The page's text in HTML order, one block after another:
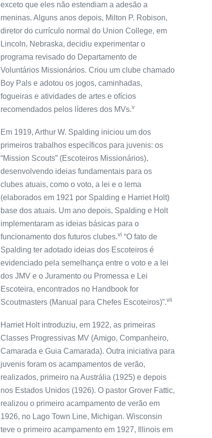
exceto que eles não estendiam a adesão a
meninas. Alguns anos depois, Milton P. Robison,
diretor do currículo normal do Union College, em
Lincoln, Nebraska, decidiu experimentar o
programa revisado do Departamento de
Voluntários Missionários. Criou um clube chamado
Boy Pals e adotou os jogos, caminhadas,
fogueiras e atividades de artes e ofícios
recomendados pelos líderes dos MVs.v
Em 1919, Arthur W. Spalding iniciou um dos
primeiros trabalhos específicos para juvenis: os
“Mission Scouts” (Escoteiros Missionários),
desenvolvendo ideias fundamentais para os
clubes atuais, como o voto, a lei e o lema
(elaborados em 1921 por Spalding e Harriet Holt)
base dos atuais. Um ano depois, Spalding e Holt
implementaram as ideias básicas para o
funcionamento dos futuros clubes.vi “O fato de
Spalding ter adotado ideias dos Escoteiros é
evidenciado pela semelhança entre o voto e a lei
dos JMV e o Juramento ou Promessa e Lei
Escoteira, encontrados no Handbook for
Scoutmasters (Manual para Chefes Escoteiros)”.vii
Harriet Holt introduziu, em 1922, as primeiras
Classes Progressivas MV (Amigo, Companheiro,
Camarada e Guia Camarada). Outra iniciativa para
juvenis foram os acampamentos de verão,
realizados, primeiro na Austrália (1925) e depois
nos Estados Unidos (1926). O pastor Grover Fattic,
realizou o primeiro acampamento de verão em
1926, no Lago Town Line, Michigan. Wisconsin
teve o primeiro acampamento em 1927, Illinois em